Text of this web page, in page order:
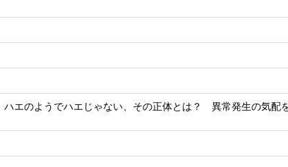
エのようでハエじゃない、その正体とは？ 異常発生の気配